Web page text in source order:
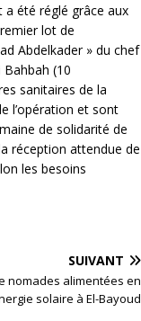
a été réglé grâce aux
lot de
Abdelkader » du chef
(10
sanitaires de la
l’opération et sont
de solidarité de
réception attendue de
les besoins
SUIVANT
nomades alimentées en
solaire à El-Bayoud